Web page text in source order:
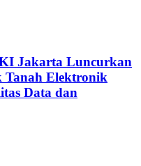
Jakarta Luncurkan
Tanah Elektronik
Data dan